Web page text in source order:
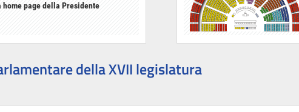
home page della Presidente
della XVII legislatura